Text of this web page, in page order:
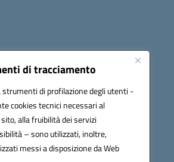
di tracciamento
di profilazione degli utenti -
cookies tecnici necessari al
alla fruibilità dei servizi
– sono utilizzati, inoltre,
messi a disposizione da Web